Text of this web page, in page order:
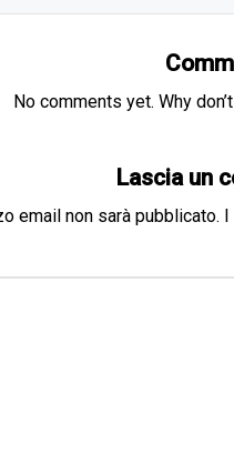
No comments yet. Why
Lascia un
email non sarà pubblicato. I